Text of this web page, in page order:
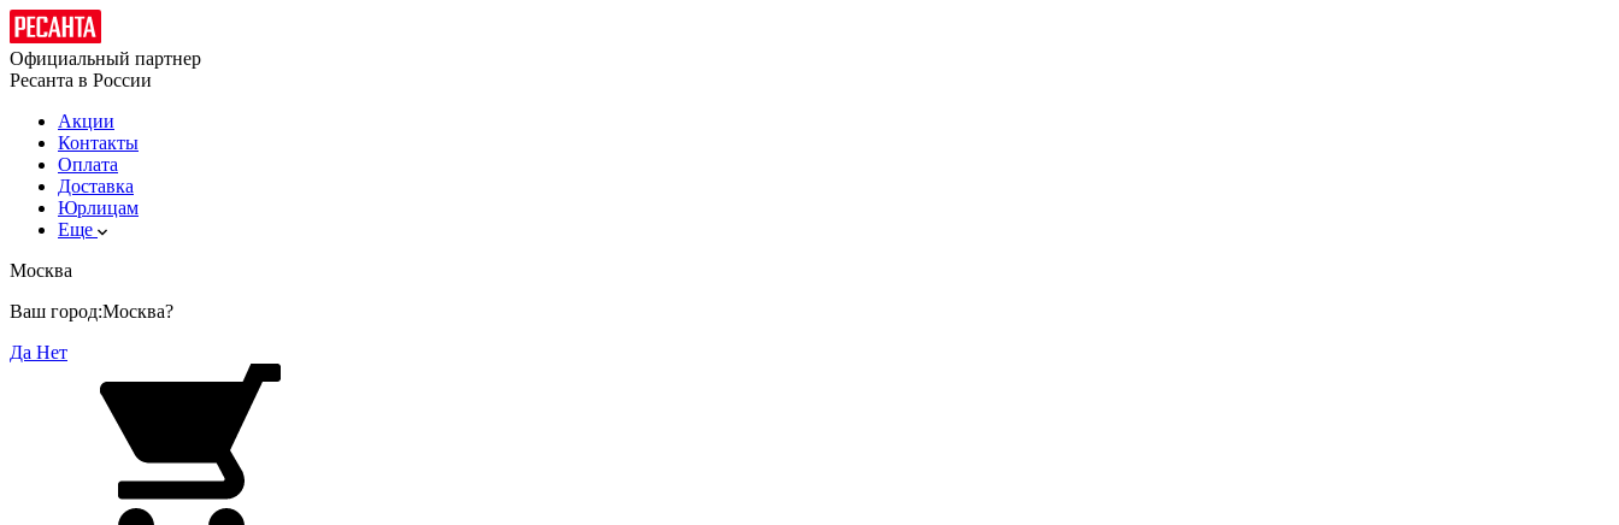
Официальный партнер
Ресанта в России
Акции
Контакты
Оплата
Доставка
Юрлицам
Еще
Москва
Ваш город:Москва?
Да Нет